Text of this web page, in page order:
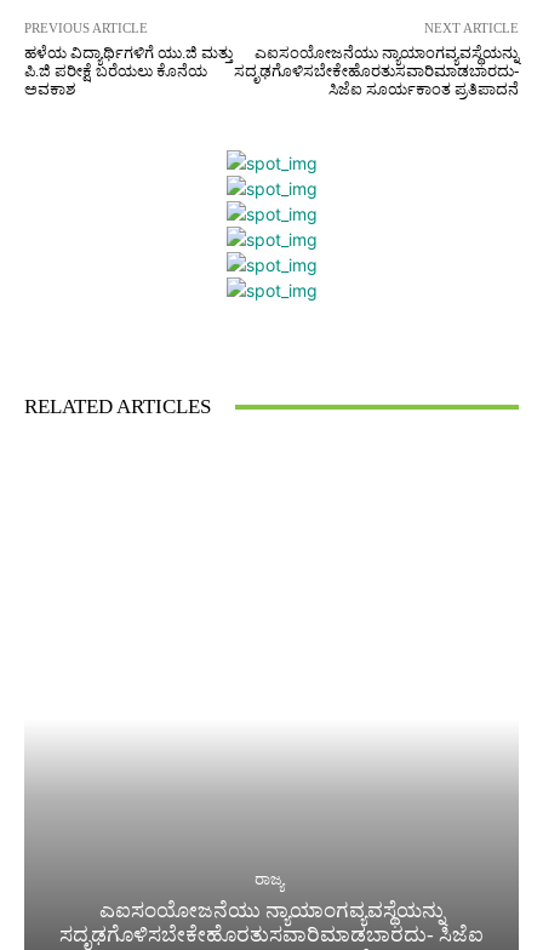
PREVIOUS ARTICLE
ಹಳೆಯ ವಿದ್ಯಾರ್ಥಿಗಳಿಗೆ ಯು.ಜಿ ಮತ್ತು
ಪಿ.ಜಿ ಪರೀಕ್ಷೆ ಬರೆಯಲು ಕೊನೆಯ
ಅವಕಾಶ
NEXT ARTICLE
ಎಐಸಂಯೋಜನೆಯು ನ್ಯಾಯಾಂಗವ್ಯವಸ್ಥೆಯನ್ನು
ಸದೃಢಗೊಳಿಸಬೇಕೇಹೊರತುಸವಾರಿಮಾಡಬಾರದು-
ಸಿಜೆಐ ಸೂರ್ಯಕಾಂತ ಪ್ರತಿಪಾದನೆ
RELATED ARTICLES
ರಾಜ್ಯ
ಎಐಸಂಯೋಜನೆಯು ನ್ಯಾಯಾಂಗವ್ಯವಸ್ಥೆಯನ್ನು
ಸದೃಢಗೊಳಿಸಬೇಕೇಹೊರತುಸವಾರಿಮಾಡಬಾರದು- ಸಿಜೆಐ